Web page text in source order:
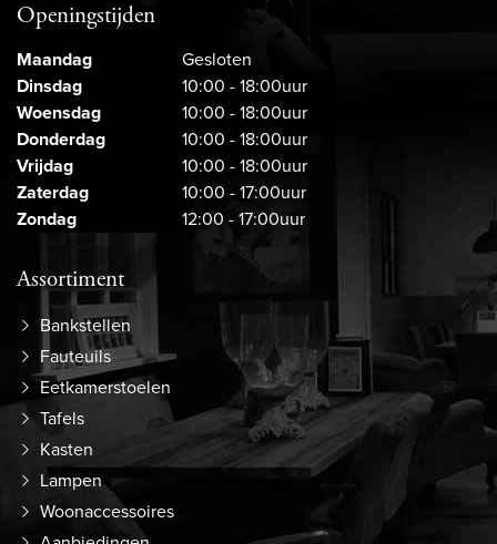
Openingstijden
Maandag
Gesloten
Dinsdag
10:00 - 18:00uur
Woensdag
10:00 - 18:00uur
Donderdag
10:00 - 18:00uur
Vrijdag
10:00 - 18:00uur
Zaterdag
10:00 - 17:00uur
Zondag
12:00 - 17:00uur
Assortiment
Bankstellen
Fauteuils
Eetkamerstoelen
Tafels
Kasten
Lampen
Woonaccessoires